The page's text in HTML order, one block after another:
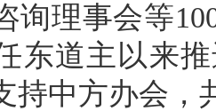
询理事会等
东道主以来
持中方办会，